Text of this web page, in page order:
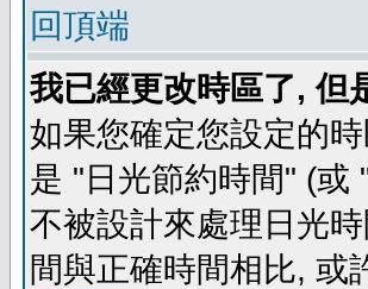
回頂端
我已經更改時區了, 但
如果您確定您設定的
是 "日光節約時間" (或
不被設計來處理日光
間與正確時間相比, 或